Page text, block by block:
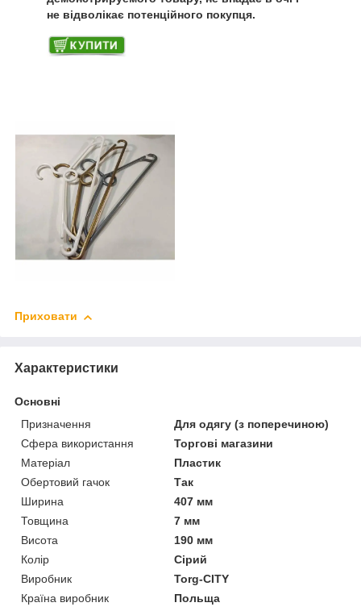
не відволікає потенційного покупця.
Приховати
Характеристики
Основні
Призначення
Для одягу (з поперечиною)
Сфера використання
Торгові магазини
Матеріал
Пластик
Обертовий гачок
Так
Ширина
407 мм
Товщина
7 мм
Висота
190 мм
Колір
Сірий
Виробник
Torg-CITY
Країна виробник
Польща